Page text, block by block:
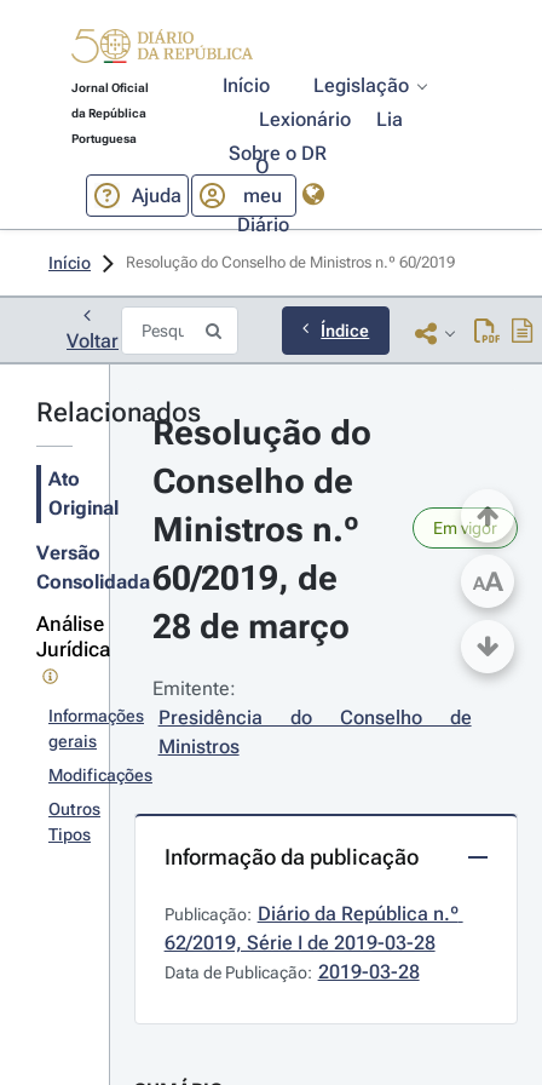
Jornal Oficial
da República
Portuguesa
Início
Legislação
Lexionário
Lia
Sobre o DR
Ajuda
O
meu
Diário
Início Resolução do Conselho de Ministros n.º 60/2019
Voltar Índice
Relacionados
Ato
Original
Versão
Consolidada
Análise
Jurídica
Informações
gerais
Modificações
Outros
Tipos
Resolução do
Conselho de
Ministros n.º
60/2019, de
28 de março
Em vigor
Emitente:
Presidência do Conselho de
Ministros
Informação da publicação
Publicação: Diário da República n.º
62/2019, Série I de 2019-03-28
Data de Publicação: 2019-03-28
AA